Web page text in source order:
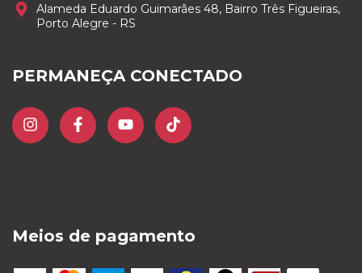
Alameda Eduardo Guimarães 48, Bairro Três Figueiras,
Porto Alegre - RS
PERMANEÇA CONECTADO
Meios de pagamento